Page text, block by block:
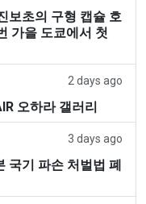
보초의 구형 캡슐 호
가을 도쿄에서 첫
2 days ago
오하라 갤러리
3 days ago
국기 파손 처벌법 폐